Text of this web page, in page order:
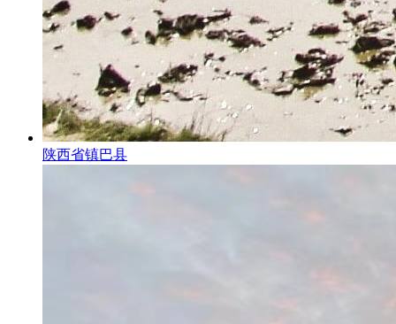
陕西省镇巴县